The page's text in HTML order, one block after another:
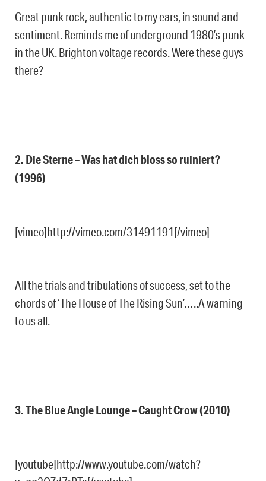
Great punk rock, authentic to my ears, in sound and
sentiment. Reminds me of underground 1980’s punk
in the UK. Brighton voltage records. Were these guys
there?
2. Die Sterne – Was hat dich bloss so ruiniert?
(1996)
[vimeo]http://vimeo.com/31491191[/vimeo]
All the trials and tribulations of success, set to the
chords of ‘The House of The Rising Sun’…..A warning
to us all.
3. The Blue Angle Lounge – Caught Crow (2010)
[youtube]http://www.youtube.com/watch?